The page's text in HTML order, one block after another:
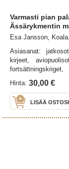
Varmasti pian
Ässärykmentin
Esa Jansson,
Asiasanat:
kirjeet,
Hinta: 30,00 €
LISÄÄ